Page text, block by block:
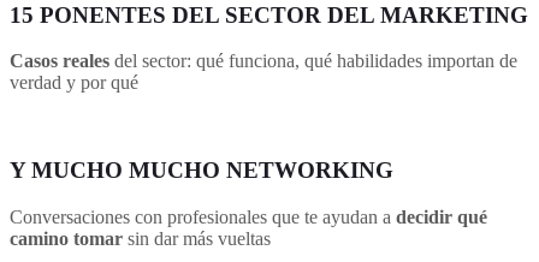
15 PONENTES DEL SECTOR DEL MARKETING
Casos reales del sector: qué funciona, qué habilidades importan de
verdad y por qué
Y MUCHO MUCHO NETWORKING
Conversaciones con profesionales que te ayudan a decidir qué
camino tomar sin dar más vueltas